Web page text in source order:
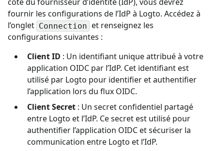
fournir les configurations de l’IdP à Logto. Accédez à
l’onglet Connection et renseignez les
configurations suivantes :
Client ID : Un identifiant unique attribué à votre
application OIDC par l’IdP. Cet identifiant est
utilisé par Logto pour identifier et authentifier
l’application lors du flux OIDC.
Client Secret : Un secret confidentiel partagé
entre Logto et l’IdP. Ce secret est utilisé pour
authentifier l’application OIDC et sécuriser la
communication entre Logto et l’IdP.